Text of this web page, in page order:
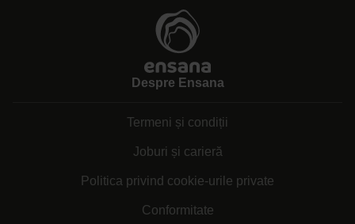
Despre Ensana
Termeni și condiții
Joburi și carieră
Politica privind cookie-urile private
Conformitate